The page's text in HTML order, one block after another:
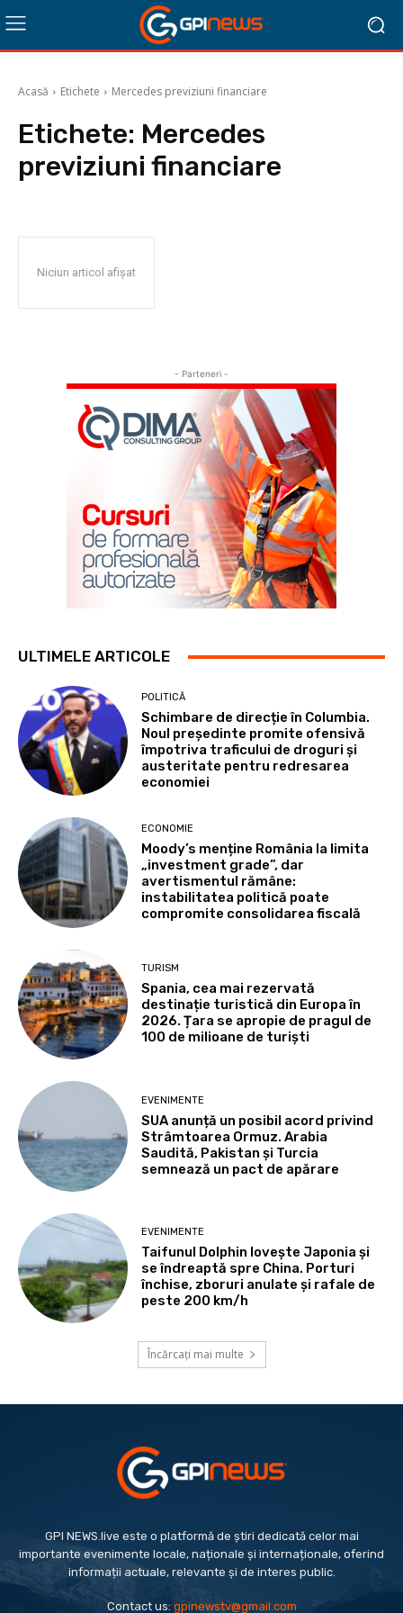
Acasă Etichete Mercedes previziuni financiare
Etichete: Mercedes
previziuni financiare
Niciun articol afișat
- Parteneri -
ULTIMELE ARTICOLE
POLITICĂ
Schimbare de direcție în Columbia.
Noul președinte promite ofensivă
împotriva traficului de droguri și
austeritate pentru redresarea
economiei
ECONOMIE
Moody’s menține România la limita
„investment grade”, dar
avertismentul rămâne:
instabilitatea politică poate
compromite consolidarea fiscală
TURISM
Spania, cea mai rezervată
destinație turistică din Europa în
2026. Țara se apropie de pragul de
100 de milioane de turiști
EVENIMENTE
SUA anunță un posibil acord privind
Strâmtoarea Ormuz. Arabia
Saudită, Pakistan și Turcia
semnează un pact de apărare
EVENIMENTE
Taifunul Dolphin lovește Japonia și
se îndreaptă spre China. Porturi
închise, zboruri anulate și rafale de
peste 200 km/h
Încărcați mai multe
GPI NEWS.live este o platformă de știri dedicată celor mai
importante evenimente locale, naționale și internaționale, oferind
informații actuale, relevante și de interes public.
Contact us:gpinewstv@gmail.com